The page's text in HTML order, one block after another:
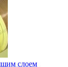
слоем